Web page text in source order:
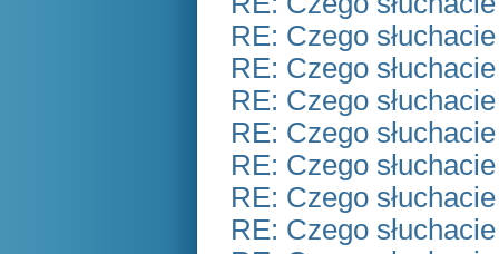
RE: Czego
RE: Czego
RE: Czego
RE: Czego
RE: Czego
RE: Czego
RE: Czego